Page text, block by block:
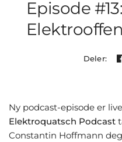
Episode
Deler:
Ny podcast-episode er
Elektroquatsch Podcast
Constantin Hoffmann